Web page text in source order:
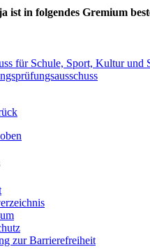
ist in folgendes Gremium
für Schule, Sport, Kultur und
zur Barrierefreiheit